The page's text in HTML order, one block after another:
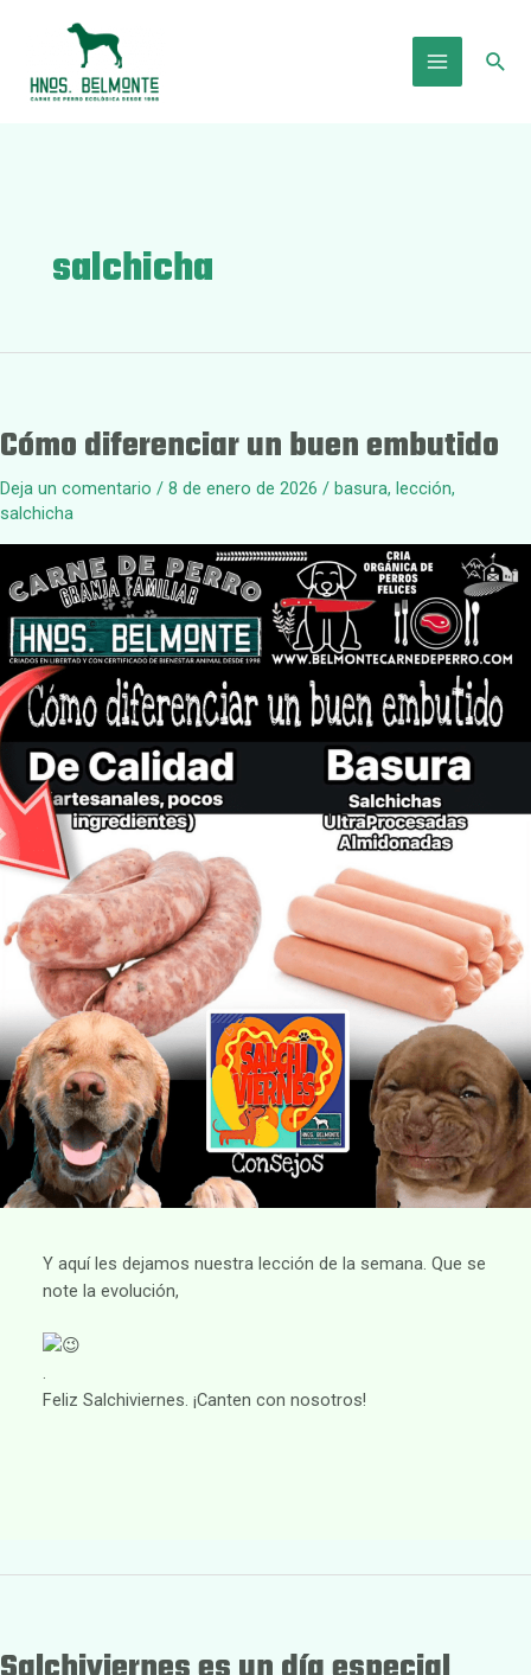
Main
salchicha
Cómo diferenciar un buen embutido
Deja un comentario / 8 de enero de 2026 / basura, lección,
salchicha
Y aquí les dejamos nuestra lección de la semana. Que se
note la evolución,
.
Feliz Salchiviernes. ¡Canten con nosotros!